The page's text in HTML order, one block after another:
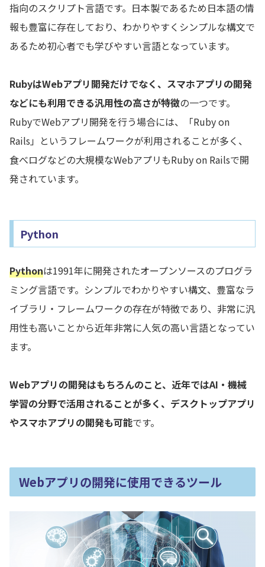
指向のスクリプト言語です。日本製であるため日本語の情
報も豊富に存在しており、わかりやすくシンプルな構文で
あるため初心者でも学びやすい言語となっています。
RubyはWebアプリ開発だけでなく、スマホアプリの開発
などにも利用できる汎用性の高さが特徴の一つです。
RubyでWebアプリ開発を行う場合には、「Ruby on
Rails」というフレームワークが利用されることが多く、
食べログなどの大規模なWebアプリもRuby on Railsで開
発されています。
Python
Pythonは1991年に開発されたオープンソースのプログラ
ミング言語です。シンプルでわかりやすい構文、豊富なラ
イブラリ・フレームワークの存在が特徴であり、非常に汎
用性も高いことから近年非常に人気の高い言語となってい
ます。
Webアプリの開発はもちろんのこと、近年ではAI・機械
学習の分野で活用されることが多く、デスクトップアプリ
やスマホアプリの開発も可能です。
Webアプリの開発に使用できるツール